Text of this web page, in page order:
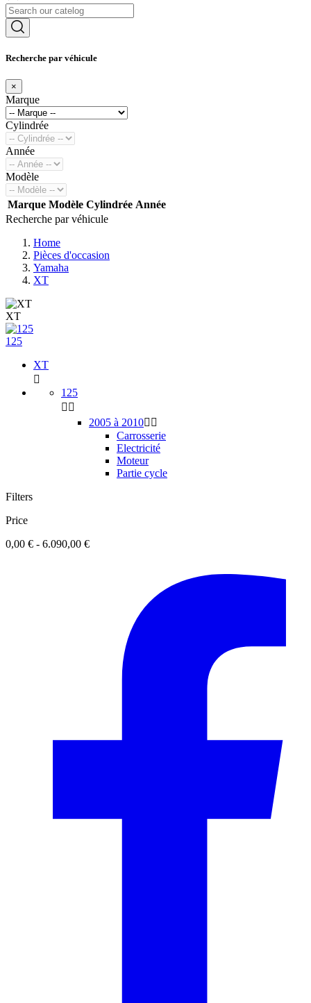
Recherche par véhicule
×
Marque
Cylindrée
Année
Modèle
Marque Modèle Cylindrée Année
Recherche par véhicule
Home
Pièces d'occasion
Yamaha
XT
XT
125
XT

125
 
2005 à 2010 
Carrosserie
Electricité
Moteur
Partie cycle
Filters
Price
0,00 € - 6.090,00 €